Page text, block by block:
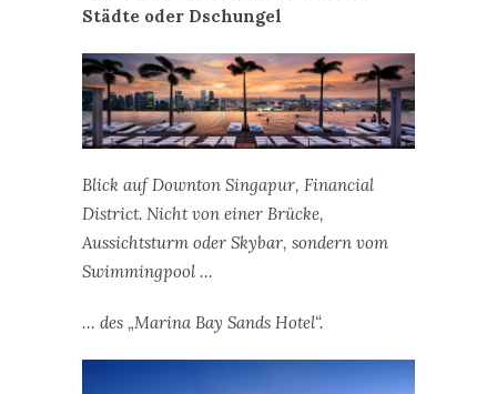
Städte oder Dschungel
Blick auf Downton Singapur, Financial
District. Nicht von einer Brücke,
Aussichtsturm oder Skybar, sondern vom
Swimmingpool …
… des „Marina Bay Sands Hotel“.